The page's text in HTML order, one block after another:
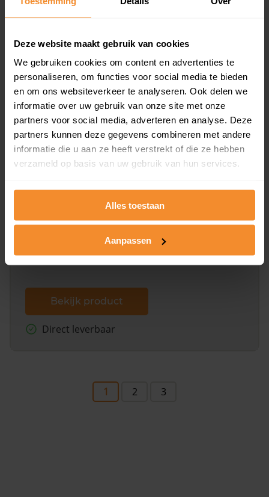
Deze website maakt gebruik van cookies
We gebruiken cookies om content en advertenties te
personaliseren, om functies voor social media te bieden
en om ons websiteverkeer te analyseren. Ook delen we
informatie over uw gebruik van onze site met onze
partners voor social media, adverteren en analyse. Deze
partners kunnen deze gegevens combineren met andere
informatie die u aan ze heeft verstrekt of die ze hebben
verzameld op basis van uw gebruik van hun services.
Alles toestaan
Aanpassen
Bekijk product
Direct leverbaar
Een uitgebreid overzicht van het perceel en
dit inclusief de luchtfoto!
Bekijk product
Direct leverbaar
1 2 3